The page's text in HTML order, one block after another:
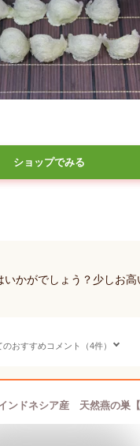
ショップでみる
かがでしょう？少しお
のおすすめコメント（4件）
ンドネシア産 天然燕の巣【